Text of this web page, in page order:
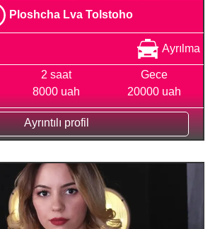
Ploshcha Lva Tolstoho
Ayrılma
2 saat
8000 uah
Gece
20000 uah
Ayrıntılı profil